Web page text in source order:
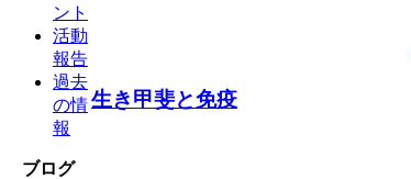
ント
活動
報告
過去
の情
報
ブログ
生き甲斐と免疫